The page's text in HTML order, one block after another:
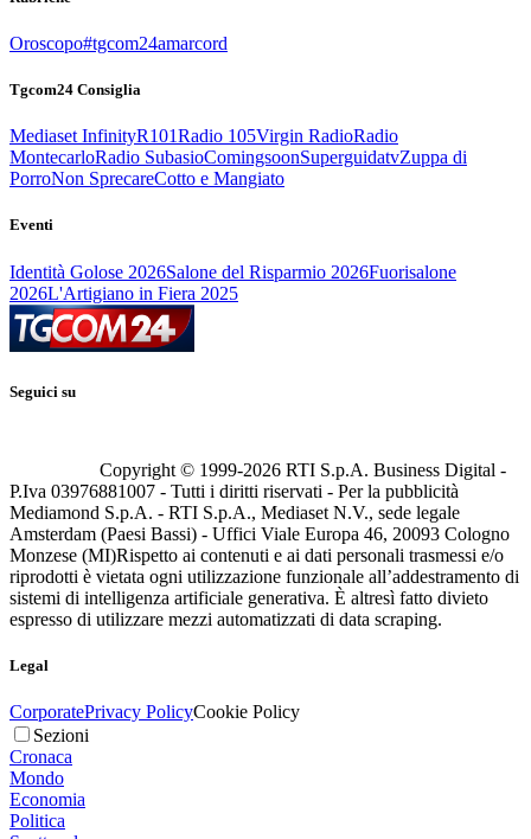
Oroscopo#tgcom24amarcord
Tgcom24 Consiglia
Mediaset InfinityR101Radio 105Virgin RadioRadio
MontecarloRadio SubasioComingsoonSuperguidatvZuppa di
PorroNon SprecareCotto e Mangiato
Eventi
Identità Golose 2026Salone del Risparmio 2026Fuorisalone
2026L'Artigiano in Fiera 2025
Seguici su
Copyright © 1999-2026 RTI S.p.A. Business Digital -
P.Iva 03976881007 - Tutti i diritti riservati - Per la pubblicità
Mediamond S.p.A. - RTI S.p.A., Mediaset N.V., sede legale
Amsterdam (Paesi Bassi) - Uffici Viale Europa 46, 20093 Cologno
Monzese (MI)Rispetto ai contenuti e ai dati personali trasmessi e/o
riprodotti è vietata ogni utilizzazione funzionale all’addestramento di
sistemi di intelligenza artificiale generativa. È altresì fatto divieto
espresso di utilizzare mezzi automatizzati di data scraping.
Legal
CorporatePrivacy PolicyCookie Policy
Sezioni
Cronaca
Mondo
Economia
Politica